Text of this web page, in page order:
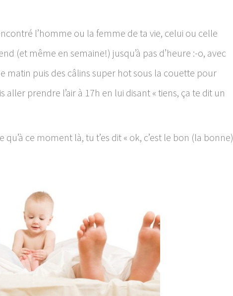
l’homme ou la femme de ta vie, celui ou celle
(et même en semaine!) jusqu’à pas d’heure :-o, avec
matin puis des câlins super hot sous la couette pour
prendre l’air à 17h en lui disant « tiens, ça te dit un
ce moment là, tu t’es dit « ok, c’est le bon (la bonne)